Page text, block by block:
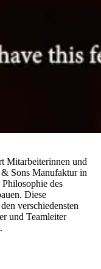
Mitarbeiterinnen und
Sons Manufaktur in
des
Diese
verschiedensten
und Teamleiter